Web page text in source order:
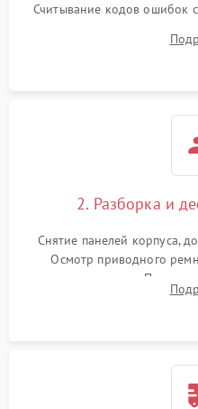
Считывание кодов ошибок с
выявления посторонних
электронного
2. Разборка и
Снятие панелей корпуса,
Осмотр приводного
амортизаторов.
крестовины на износ,